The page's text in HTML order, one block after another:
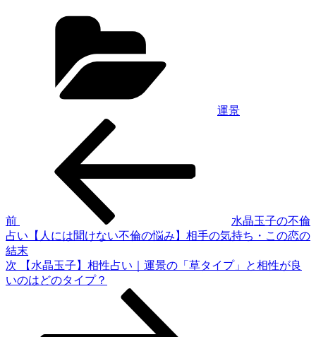
運景
ゲ
ー
シ
ョ
前
水晶玉子の不倫
占い【人には聞けない不倫の悩み】相手の気持ち・この恋の
結末
次
の
次
【水晶玉子】相性占い｜運景の「草タイプ」と相性が良
いのはどのタイプ？